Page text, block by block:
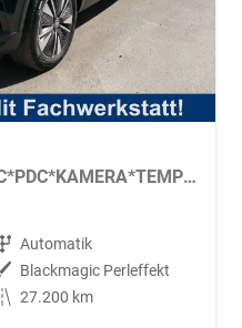
Selection 1.5 TSI DSG*ACC*PDC*KAMERA*TEMPOMAT*LED*SMARTLINK*KLIMA*RADIO*17-ZOLL
Getriebe Automatik
Außenfarbe Blackmagic Perleffekt
Kilometerstand 27.200 km